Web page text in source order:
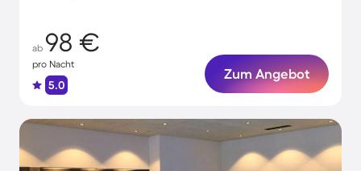
ab 98 €
pro Nacht
5.0
Zum Angebot